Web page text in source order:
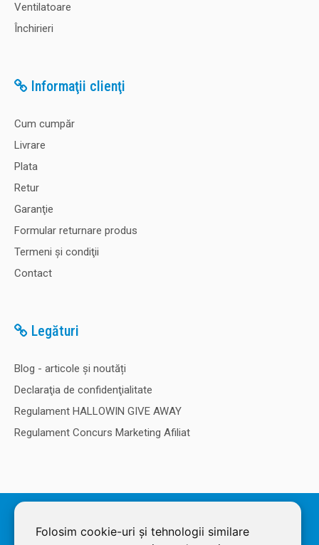
Folosim cookie-uri și tehnologii similare
Ventilatoare
Închirieri
Informaţii clienţi
Cum cumpăr
Livrare
Plata
Retur
Garanţie
Formular returnare produs
Termeni şi condiţii
Contact
Legături
Blog - articole și noutăți
Declaraţia de confidenţialitate
Regulament HALLOWIN GIVE AWAY
Regulament Concurs Marketing Afiliat